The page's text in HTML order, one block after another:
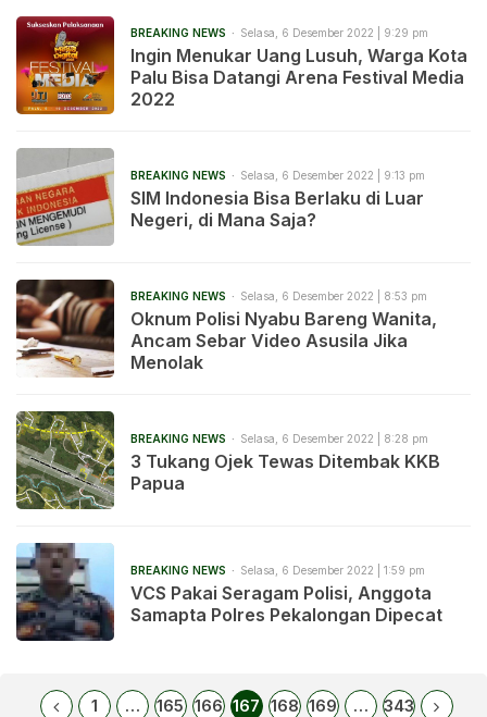
BREAKING NEWS Selasa, 6 Desember 2022 | 9:29 pm
Ingin Menukar Uang Lusuh, Warga Kota
Palu Bisa Datangi Arena Festival Media
2022
BREAKING NEWS Selasa, 6 Desember 2022 | 9:13 pm
SIM Indonesia Bisa Berlaku di Luar
Negeri, di Mana Saja?
BREAKING NEWS Selasa, 6 Desember 2022 | 8:53 pm
Oknum Polisi Nyabu Bareng Wanita,
Ancam Sebar Video Asusila Jika
Menolak
BREAKING NEWS Selasa, 6 Desember 2022 | 8:28 pm
3 Tukang Ojek Tewas Ditembak KKB
Papua
BREAKING NEWS Selasa, 6 Desember 2022 | 1:59 pm
VCS Pakai Seragam Polisi, Anggota
Samapta Polres Pekalongan Dipecat
1 … 165 166 167 168 169 … 343